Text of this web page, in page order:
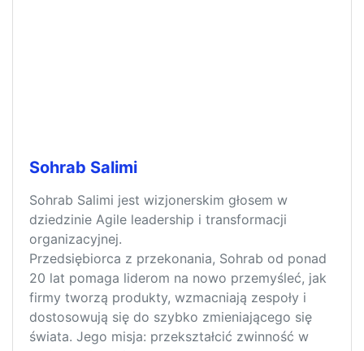
Sohrab Salimi
Sohrab Salimi jest wizjonerskim głosem w
dziedzinie Agile leadership i transformacji
organizacyjnej.
Przedsiębiorca z przekonania, Sohrab od ponad
20 lat pomaga liderom na nowo przemyśleć, jak
firmy tworzą produkty, wzmacniają zespoły i
dostosowują się do szybko zmieniającego się
świata. Jego misja: przekształcić zwinność w